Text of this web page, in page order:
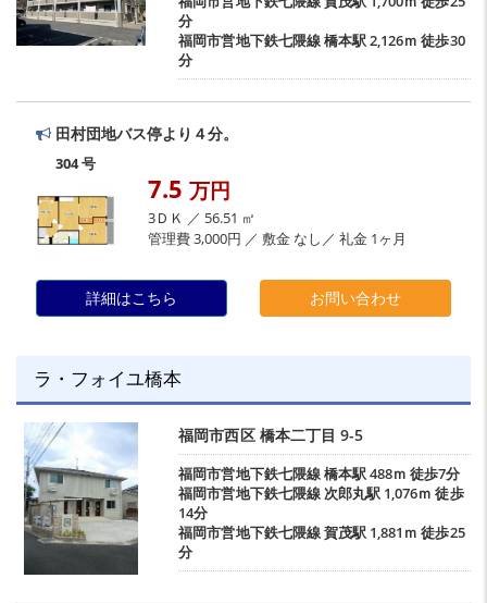
分
福岡市営地下鉄七隈線橋本駅2,126ｍ 徒歩30
分
田村団地バス停より４分。
304 号
7.5 万円
3ＤＫ ／ 56.51 ㎡
管理費 3,000円 ／ 敷金 なし／ 礼金 1ヶ月
詳細はこちら お問い合わせ
ラ・フォイユ橋本
福岡市西区 橋本二丁目 9-5
福岡市営地下鉄七隈線橋本駅488ｍ 徒歩7分
福岡市営地下鉄七隈線 次郎丸駅 1,076ｍ 徒歩
14分
福岡市営地下鉄七隈線賀茂駅 1,881ｍ 徒歩25
分